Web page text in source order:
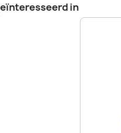
in